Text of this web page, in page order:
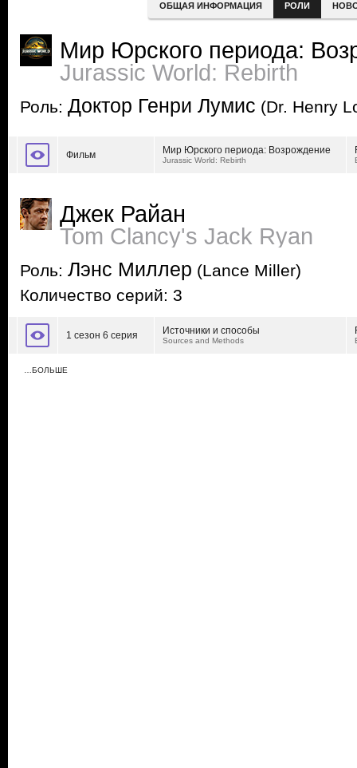
ОБЩАЯ ИНФОРМАЦИЯ РОЛИ
Мир Юрского периода:
Jurassic World: Rebirth
Роль: Доктор Генри Лумис (Dr. Henry
Фильм Мир Юрского периода: Возрождение
Jurassic World: Rebirth
Джек Райан
Tom Clancy's Jack Ryan
Роль: Лэнс Миллер (Lance Miller)
Количество серий: 3
1 сезон 6 серия Источники и способы
Sources and Methods
…БОЛЬШЕ